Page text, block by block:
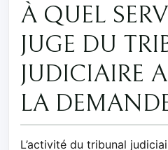
À QUEL
JUGE DU
JUDICIAIRE
LA
L’activité du tribunal